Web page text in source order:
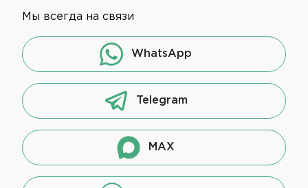
Мы всегда на связи
WhatsApp
Telegram
MAX